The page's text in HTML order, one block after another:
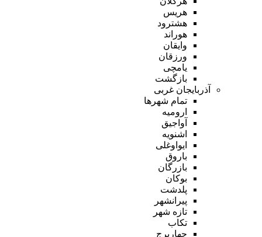
هریس
هشترود
هوراند
وایقان
ورزقان
یامچی
بازگشت
آذربایجان غربی
تمام شهر‌ها
ارومیه
آواجیق
اشنویه
ایواوغلی
باروق
بازرگان
بوکان
پلدشت
پیرانشهر
تازه شهر
تکاب
چهاربرج